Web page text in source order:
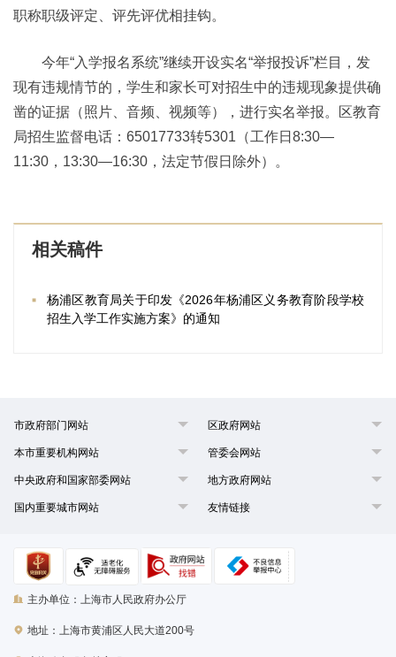
职称职级评定、评先评优相挂钩。
今年“入学报名系统”继续开设实名“举报投诉”栏目，发
现有违规情节的，学生和家长可对招生中的违规现象提供确
凿的证据（照片、音频、视频等），进行实名举报。区教育
局招生监督电话：65017733转5301（工作日8:30—
11:30，13:30—16:30，法定节假日除外）。
相关稿件
杨浦区教育局关于印发《2026年杨浦区义务教育阶段学校
招生入学工作实施方案》的通知
市政府部门网站 区政府网站
本市重要机构网站 管委会网站
中央政府和国家部委网站 地方政府网站
国内重要城市网站 友情链接
主办单位：上海市人民政府办公厅
地址：上海市黄浦区人民大道200号